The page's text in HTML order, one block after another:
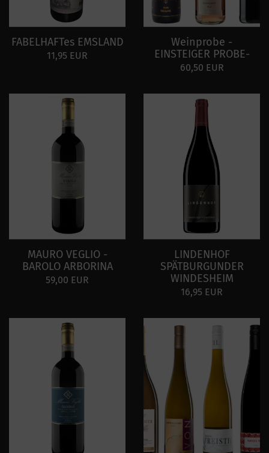
FABELHAFTes EMSLAND
11,95 EUR
Weinprobe -
EINSTEIGER PROBE-
60,50 EUR
MAURO VEGLIO -
BAROLO ARBORINA
59,00 EUR
LINDENHOF
SPÄTBURGUNDER
WINDESHEIM
16,95 EUR